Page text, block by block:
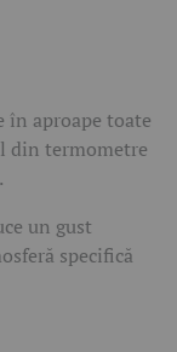
aproape toate
din termometre
un gust
specifică